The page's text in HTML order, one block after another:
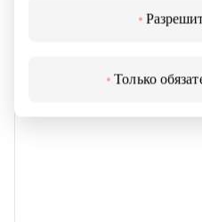
Только